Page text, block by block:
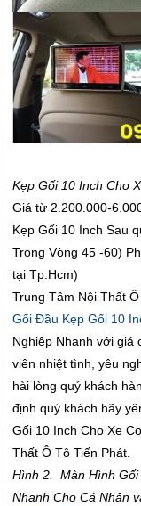
Kẹp Gối 10 Inch Cho
Giá từ 2.200.000-
Kẹp Gối 10 Inch Sau
Trong Vòng 45 -60)
tại Tp.Hcm)
Trung Tâm Nội Thất
Gối Đầu Kẹp Gối 10
Nghiệp Nhanh với giá
viên nhiệt tình, yêu
hài lòng quý khách
định quý khách hãy
Gối 10 Inch Cho Xe
Thất Ô Tô Tiến Phát.
Hình 2. Màn Hình
Nhanh Cho Cá Nhân